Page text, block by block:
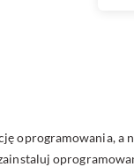
oprogramowania, a